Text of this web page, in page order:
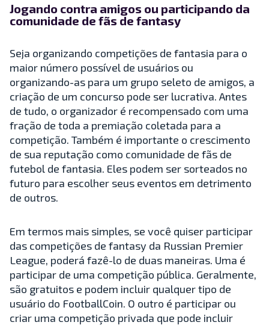
Jogando contra amigos ou participando da
comunidade de fãs de fantasy
Seja organizando competições de fantasia para o
maior número possível de usuários ou
organizando-as para um grupo seleto de amigos, a
criação de um concurso pode ser lucrativa. Antes
de tudo, o organizador é recompensado com uma
fração de toda a premiação coletada para a
competição. Também é importante o crescimento
de sua reputação como comunidade de fãs de
futebol de fantasia. Eles podem ser sorteados no
futuro para escolher seus eventos em detrimento
de outros.
Em termos mais simples, se você quiser participar
das competições de fantasy da Russian Premier
League, poderá fazê-lo de duas maneiras. Uma é
participar de uma competição pública. Geralmente,
são gratuitos e podem incluir qualquer tipo de
usuário do FootballCoin. O outro é participar ou
criar uma competição privada que pode incluir